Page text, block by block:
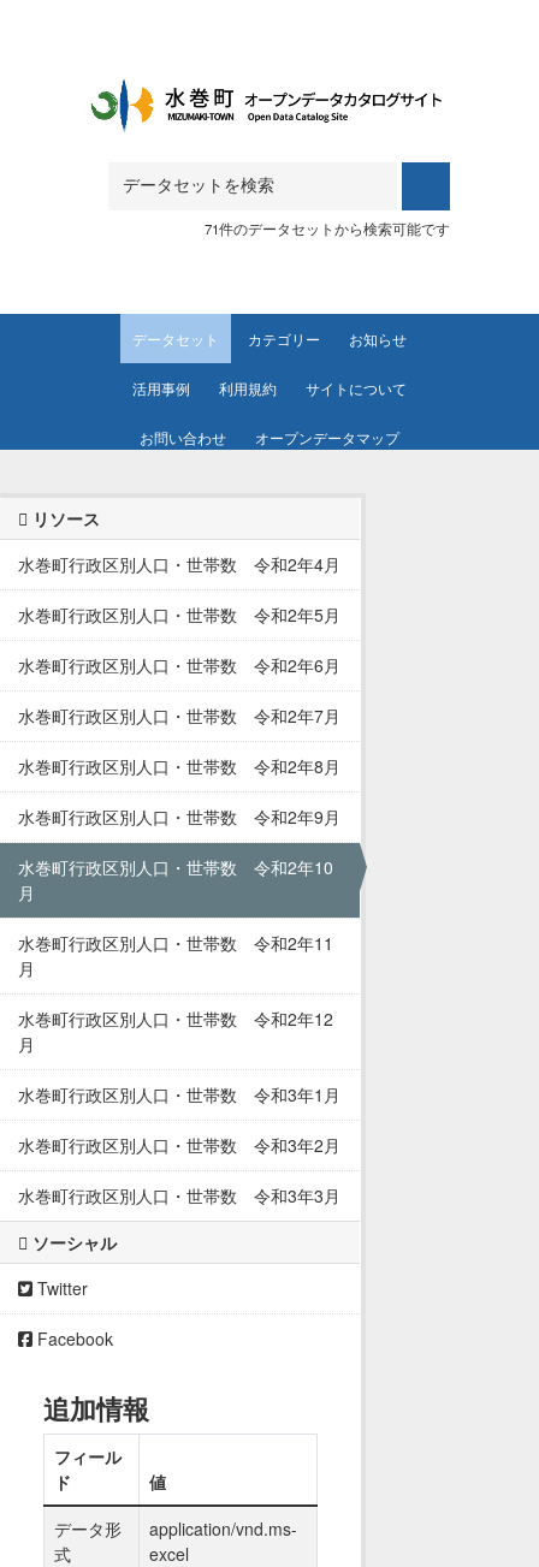
71件のデータセットから検索可能です
データセット カテゴリー お知らせ
活用事例 利用規約 サイトについて
お問い合わせ オープンデータマップ
リソース
水巻町行政区別人口・世帯数 令和2年4月
水巻町行政区別人口・世帯数 令和2年5月
水巻町行政区別人口・世帯数 令和2年6月
水巻町行政区別人口・世帯数 令和2年7月
水巻町行政区別人口・世帯数 令和2年8月
水巻町行政区別人口・世帯数 令和2年9月
水巻町行政区別人口・世帯数 令和2年10
月
水巻町行政区別人口・世帯数 令和2年11
月
水巻町行政区別人口・世帯数 令和2年12
月
水巻町行政区別人口・世帯数 令和3年1月
水巻町行政区別人口・世帯数 令和3年2月
水巻町行政区別人口・世帯数 令和3年3月
ソーシャル
Twitter
Facebook
追加情報
フィール
ド
値
データ形
式
application/vnd.ms-
excel